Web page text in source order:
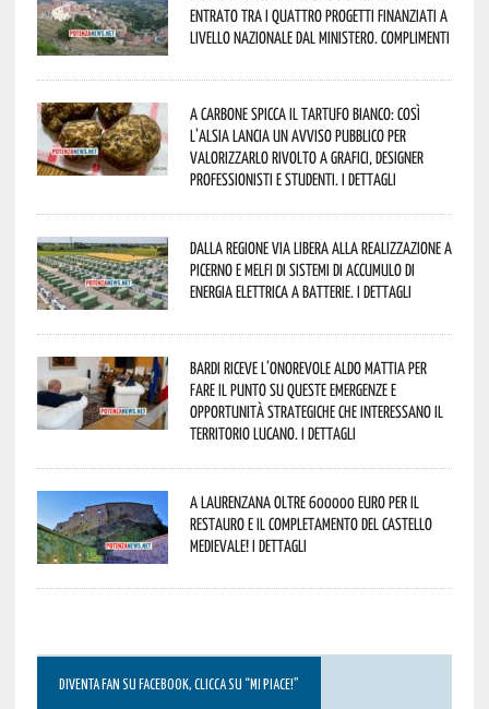
entrato tra i quattro progetti finanziati a
livello nazionale dal Ministero. Complimenti
A Carbone spicca il tartufo bianco: così
l’Alsia lancia un avviso pubblico per
valorizzarlo rivolto a grafici, designer
professionisti e studenti. I dettagli
Dalla Regione via libera alla realizzazione a
Picerno e Melfi di sistemi di accumulo di
energia elettrica a batterie. I dettagli
Bardi riceve l’onorevole Aldo Mattia per
fare il punto su queste emergenze e
opportunità strategiche che interessano il
territorio lucano. I dettagli
A Laurenzana oltre 600000 euro per il
restauro e il completamento del Castello
Medievale! I dettagli
DIVENTA FAN SU FACEBOOK, CLICCA SU “MI PIACE!”